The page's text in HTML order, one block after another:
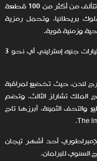
البداية مع جواهر التاج البريطاني التي تتألف من أكثر من 100 قطعة
ملوك بريطانيا، وتحمل رمزية
وزمنية قوية.
كما أن قيمتها المادية تقدّر بنحو 3 مليارات جنيه إسترليني أي نحو 3
لندن، حيث تخضع لمراقبة
تشارلز الثالث. وتضم
الثمينة، أبرزها تاج
أحد أشهر تيجان
السنوي للبرلمان.